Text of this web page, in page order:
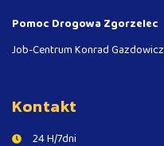
Pomoc Drogowa Zgorzelec
Job-Centrum Konrad Gazdowicz
Kontakt
24 H/7dni